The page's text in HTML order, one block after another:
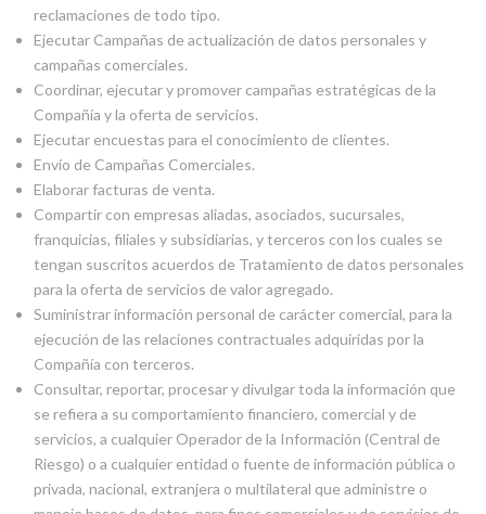
reclamaciones de todo tipo.
Ejecutar Campañas de actualización de datos personales y
campañas comerciales.
Coordinar, ejecutar y promover campañas estratégicas de la
Compañía y la oferta de servicios.
Ejecutar encuestas para el conocimiento de clientes.
Envío de Campañas Comerciales.
Elaborar facturas de venta.
Compartir con empresas aliadas, asociados, sucursales,
franquicias, filiales y subsidiarias, y terceros con los cuales se
tengan suscritos acuerdos de Tratamiento de datos personales
para la oferta de servicios de valor agregado.
Suministrar información personal de carácter comercial, para la
ejecución de las relaciones contractuales adquiridas por la
Compañía con terceros.
Consultar, reportar, procesar y divulgar toda la información que
se refiera a su comportamiento financiero, comercial y de
servicios, a cualquier Operador de la Información (Central de
Riesgo) o a cualquier entidad o fuente de información pública o
privada, nacional, extranjera o multilateral que administre o